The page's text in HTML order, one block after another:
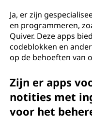
Ja, er zijn
en programmeren,
Quiver. Deze apps
codeblokken en
op de behoeften van
Zijn er apps
notities met
voor het